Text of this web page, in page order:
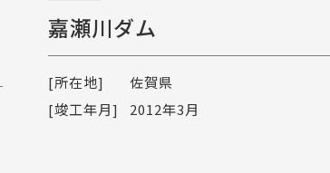
嘉瀬川ダム
[所在地]
佐賀県
[竣工年月]
2012年3月